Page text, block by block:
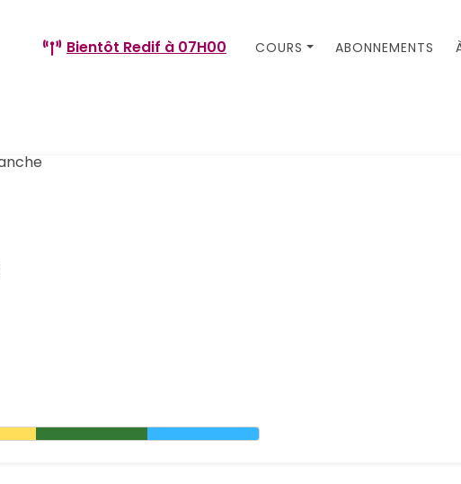
Bientôt Redif à 07H00 COURS ABONNEMENTS